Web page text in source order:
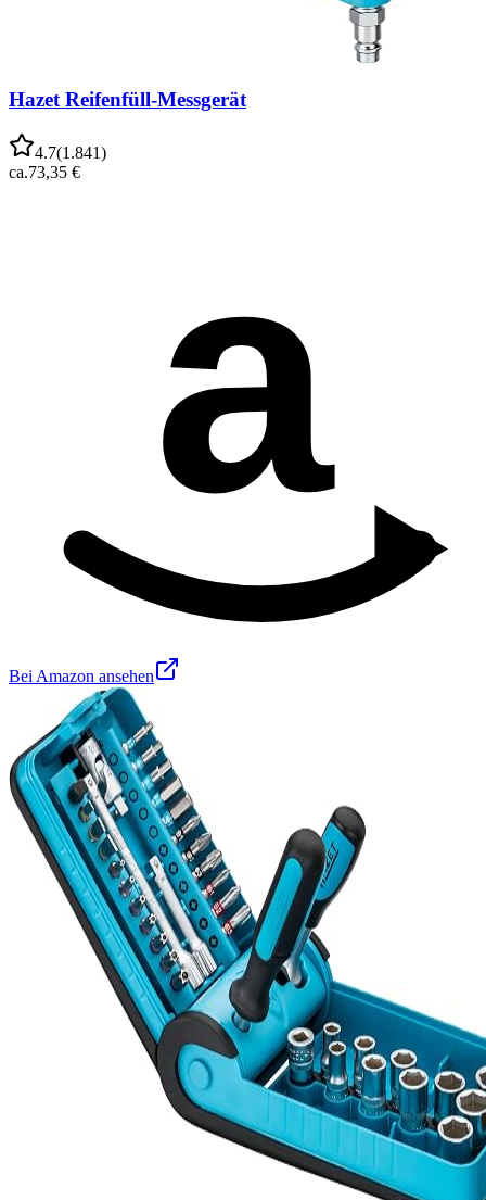
Hazet Reifenfüll-Messgerät
4.7(1.841)
ca.73,35 €
a
Bei Amazon ansehen